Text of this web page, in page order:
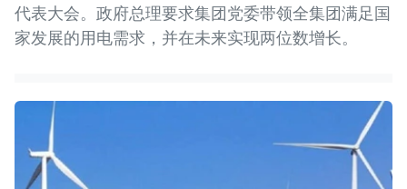
代表大会。政府总理要求集团党委带领全集团满足国
家发展的用电需求，并在未来实现两位数增长。